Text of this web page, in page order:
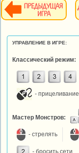
УПРАВЛЕНИЕ В ИГРЕ:
Классический режим:
- прицеливание
Мастер Монстров:
- стрелять
- бросить сети